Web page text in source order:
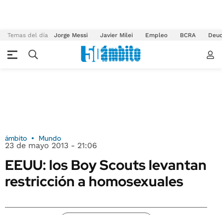
Temas del día Jorge Messi Javier Milei Empleo BCRA
ámbito Mundo
23 de mayo 2013 - 21:06
EEUU: los Boy Scouts levantan
restricción a homosexuales